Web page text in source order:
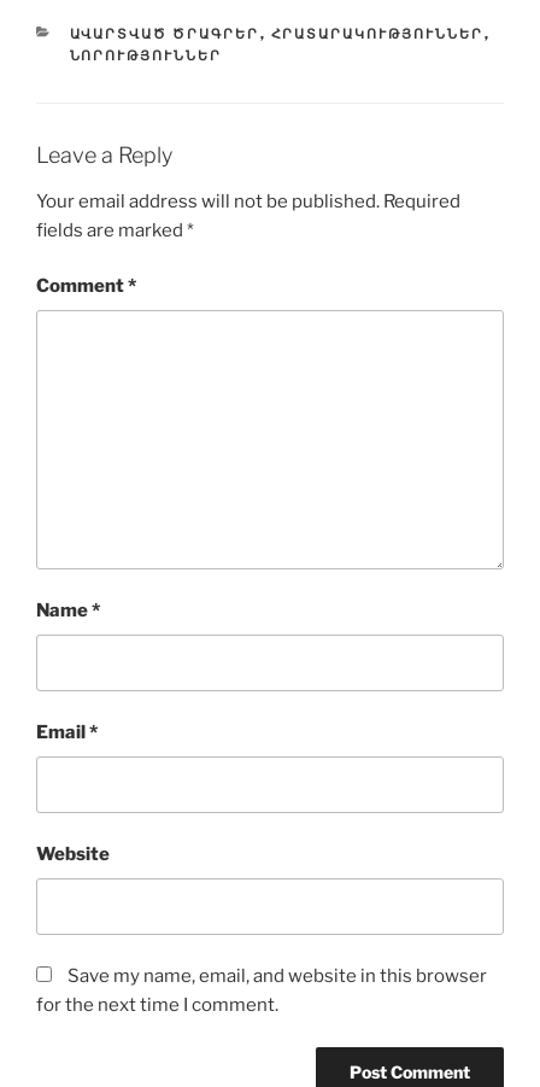
CATEGORIES
ԱՎԱՐՏՎԱԾ ԾՐԱԳՐԵՐ , ՀՐԱՏԱՐԱԿՈՒԹՅՈՒՆՆԵՐ ,
ՆՈՐՈՒԹՅՈՒՆՆԵՐ
Leave a Reply
Your email address will not be published. Required
fields are marked *
Comment*
Name*
Email*
Website
Save my name, email, and website in this browser
for the next time I comment.